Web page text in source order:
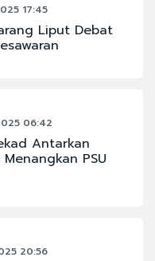
17:45
Liput Debat
06:42
Antarkan
PSU
20:56